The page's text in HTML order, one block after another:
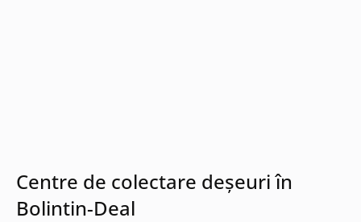
Centre de colectare deșeuri în
Bolintin-Deal